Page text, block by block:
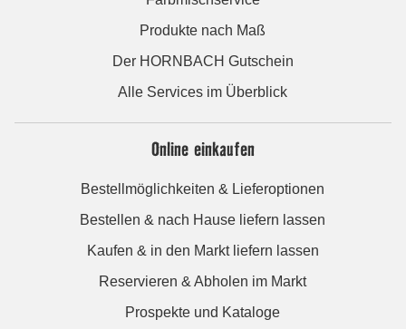
Produkte nach Maß
Der HORNBACH Gutschein
Alle Services im Überblick
Online einkaufen
Bestellmöglichkeiten & Lieferoptionen
Bestellen & nach Hause liefern lassen
Kaufen & in den Markt liefern lassen
Reservieren & Abholen im Markt
Prospekte und Kataloge